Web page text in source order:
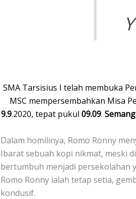
SMA Tarsisius I telah membuka
MSC mempersembahkan Misa
9.9.2020, tepat pukul 09.09.
Dalam homilinya, Romo Ronny
Ibarat sebuah kopi nikmat, meski
bertumbuh menjadi persekolahan
Romo Ronny ialah tetap setia,
kondusif.